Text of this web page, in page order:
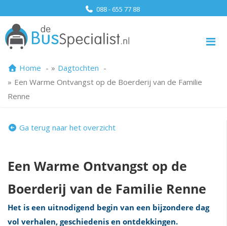
088 - 655 77 88
Home
Dagtochten
Een Warme Ontvangst op de Boerderij van de Familie
Renne
Ga terug naar het overzicht
Een Warme Ontvangst op de
Boerderij van de Familie Renne
Het is een uitnodigend begin van een bijzondere dag
vol verhalen, geschiedenis en ontdekkingen.